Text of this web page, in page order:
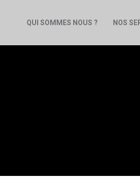
QUI SOMMES NOUS ? NOS